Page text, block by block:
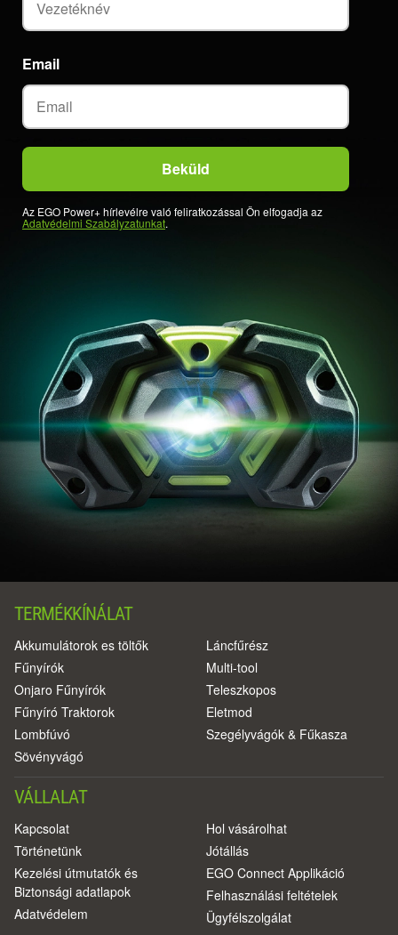
Email
Az EGO Power+ hírlevélre való feliratkozással Ön elfogadja az
Adatvédelmi Szabályzatunkat.
TERMÉKKÍNÁLAT
Akkumulátorok es töltők
Fűnyírók
Onjaro Fűnyírók
Fűnyíró Traktorok
Lombfúvó
Sövényvágó
Láncfűrész
Multi-tool
Teleszkopos
Eletmod
Szegélyvágók & Fűkasza
VÁLLALAT
Kapcsolat
Történetünk
Kezelési útmutatók és
Biztonsági adatlapok
Adatvédelem
Hol vásárolhat
Jótállás
EGO Connect Applikáció
Felhasználási feltételek
Ügyfélszolgálat